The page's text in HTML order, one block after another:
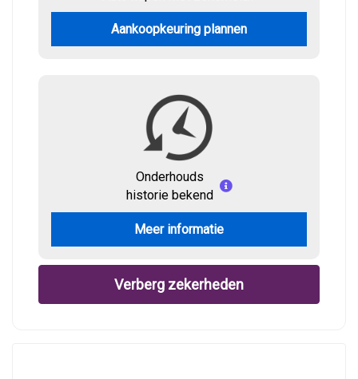
Aankoopkeuring plannen
Onderhouds
historie bekend
Meer informatie
Verberg zekerheden